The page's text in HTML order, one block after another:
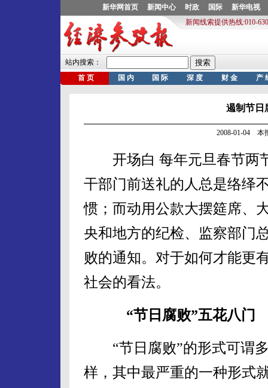
遏制节日
2008-01-04 本
开场白 每年元旦春节两
干部门前送礼的人总是络绎
惯；而动用公款大摆筵席、
央和地方的纪检、监察部门
败的通知。对于如何才能更
社会的看法。
“节日腐败”五花八门
“节日腐败”的形式可谓
样，其中最严重的一种形式